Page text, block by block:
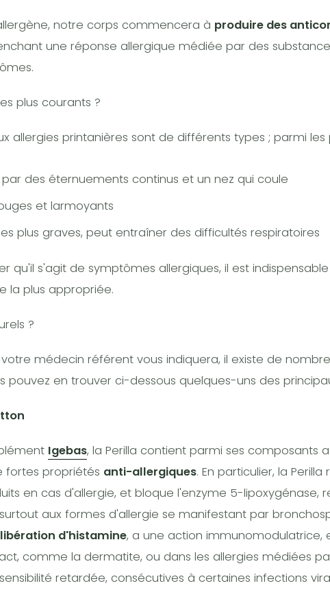
notre corps commencera à produire des
une réponse allergique médiée par des
plus courants ?
allergies printanières sont de différents types ; parmi
des éternuements continus et un nez qui coule
et larmoyants
plus graves, peut entraîner des difficultés respiratoires
qu'il s'agit de symptômes allergiques, il est
la plus appropriée.
?
médecin référent vous indiquera, il existe de
pouvez en trouver ci-dessous quelques-uns des
Igebas, la Perilla contient parmi ses composants
fortes propriétés anti-allergiques. En particulier, la Perilla
en cas d'allergie, et bloque l'enzyme 5-lipoxygénase,
aux formes d'allergie se manifestant par
libération d'histamine, a une action immunomodulatrice,
comme la dermatite, ou dans les allergies médiées
retardée, consécutives à certaines infections